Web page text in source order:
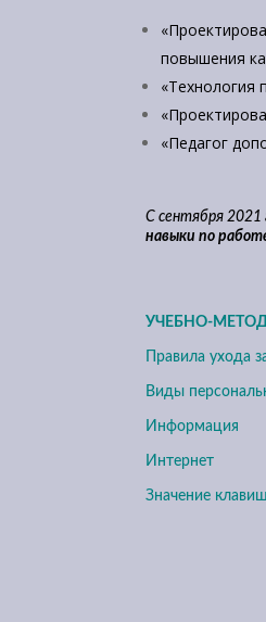
повышения
«Технология
«Педагог
С сентября 2021
навыки по
УЧЕБНО-
Правила ухода
Виды
Информация
Интернет
Значение клавиш